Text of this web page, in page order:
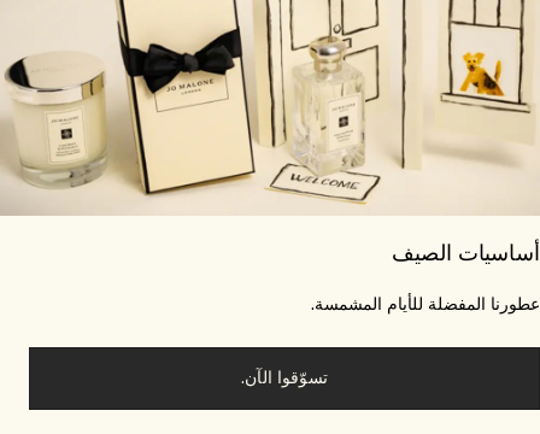
الصيف
المفضلة للأيام المشمسة.
تسوّقوا الآن.